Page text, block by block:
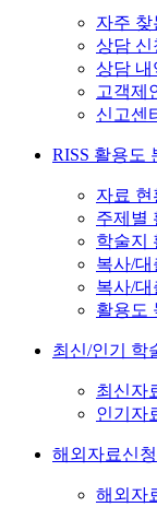
자주 찾
상담 신
상담 내
고객제
신고센
RISS 활용도
자료 현
주제별
학술지
복사/대
복사/대
활용도
최신/인기 학
최신자
인기자
해외자료신
해외자